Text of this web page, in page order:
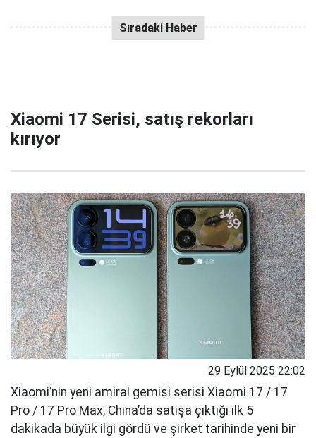
Xiaomi 17 Serisi, satış rekorları
kırıyor
29 Eylül 2025 22:02
Xiaomi’nin yeni amiral gemisi serisi Xiaomi 17 / 17
Pro / 17 Pro Max, China’da satışa çıktığı ilk 5
dakikada büyük ilgi gördü ve şirket tarihinde yeni bir